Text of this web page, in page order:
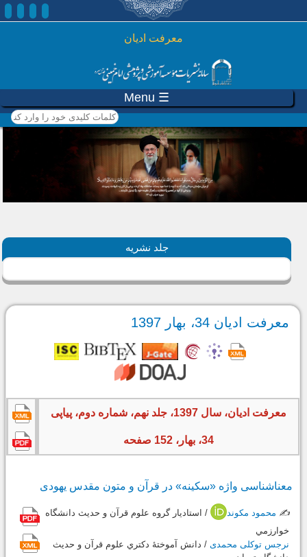
رفتن به محتوای اصلی
معرفت ادیان
☰ Menu
کلمات کلیدی خود را وارد
کنید
جلد نشریه
معرفت ادیان 34، بهار 1397
معرفت ادیان، سال 1397، جلد نهم، شماره دوم، پیاپی
34، بهار، 152 صفحه
معناشناسی واژه «سکینه» در قرآن و متون مقدس یهودی
✍️ محمود مکوند
/ استاديار گروه علوم قرآن و حديث دانشگاه
خوارزمي
نرجس توکلی محمدی / دانش آموختۀ دكتري علوم قرآن و حديث